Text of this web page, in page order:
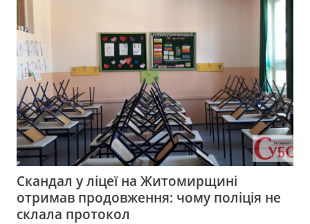
Скандал у ліцеї на Житомирщині
отримав продовження: чому поліція не
склала протокол